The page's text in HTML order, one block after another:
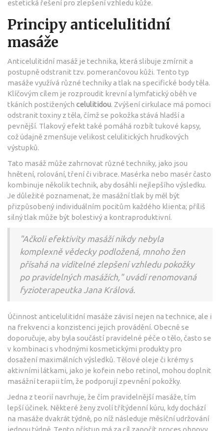
estetická řešení pro zlepšení vzhledu kůže.
Principy anticelulitidní
masáže
Anticelulitidní masáž je technika, která slibuje zmírnit a
postupně odstranit tzv. pomerančovou kůži. Tento typ
masáže využívá různé techniky a tlak na specifické body těla.
Klíčovým cílem je rozproudit krevní a lymfatický oběh ve
tkáních postižených celulitidou. Zvýšení cirkulace má pomoci
odstranit toxiny z těla, čímž se pokožka stává hladší a
pevnější. Tlakový efekt také pomáhá rozbít tukové kapsy,
což údajně zmenšuje velikost celulitických hrudkových
výstupků.
Tato masáž může zahrnovat různé techniky, jako jsou
hnětení, rolování, tření či vibrace. Masérka nebo masér často
kombinuje několik technik, aby dosáhli nejlepšího výsledku.
Je důležité poznamenat, že masážní tlak by měl být
přizpůsobený individuálním pocitům každého klienta; příliš
silný tlak může být bolestivý a kontraproduktivní.
"Ačkoli efektivity masáží nikdy nebyla
komplexně vědecky podložená, mnoho žen
přísahá na viditelné zlepšení vzhledu pokožky
po pravidelných masážích," uvádí renomovaná
fyzioterapeutka Jana Králová.
Účinnost anticelulitidní masáže závisí nejen na technice, ale i
na frekvenci a konzistenci jejich provádění. Obecně se
doporučuje, aby byla součástí pravidelné péče o tělo, často se
v kombinaci s vhodnými kosmetickými produkty pro
dosažení maximálních výsledků. Tělové oleje či krémy s
aktivními látkami, jako je kofein nebo retinol, mohou doplnit
masážní terapii tím, že podporují zpevnění pokožky.
Jedna z teorií navrhuje, že čím pravidelnější masáže, tím
lepší účinek. Některé ženy zvolí třítýdenní kúru, kdy dochází
na masáže dvakrát týdně, po níž následuje měsíční udržování
jednou týdně. Tento přístup má za cíl započít proces obnovy,